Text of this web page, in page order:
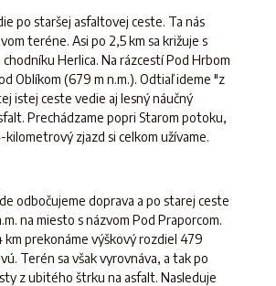
po staršej asfaltovej ceste. Ta nás
teréne. Asi po 2,5 km sa križuje s
Herlica. Na rázcestí Pod Hrbom
Oblíkom (679 m n.m.). Odtiaľ ideme "z
istej ceste vedie aj lesný náučný
Prechádzame popri Starom potoku,
zjazd si celkom užívame.
odbočujeme doprava a po starej ceste
na miesto s názvom Pod Praporcom.
km prekonáme výškový rozdiel 479
Terén sa však vyrovnáva, a tak po
z ubitého štrku na asfalt. Nasleduje